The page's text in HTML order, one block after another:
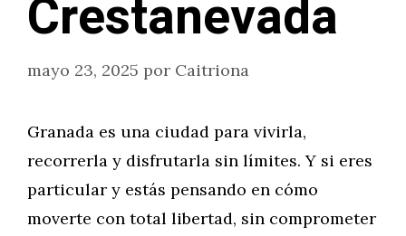
Crestanevada
mayo 23, 2025 por Caitriona
Granada es una ciudad para vivirla,
recorrerla y disfrutarla sin límites. Y si eres
particular y estás pensando en cómo
moverte con total libertad, sin comprometer